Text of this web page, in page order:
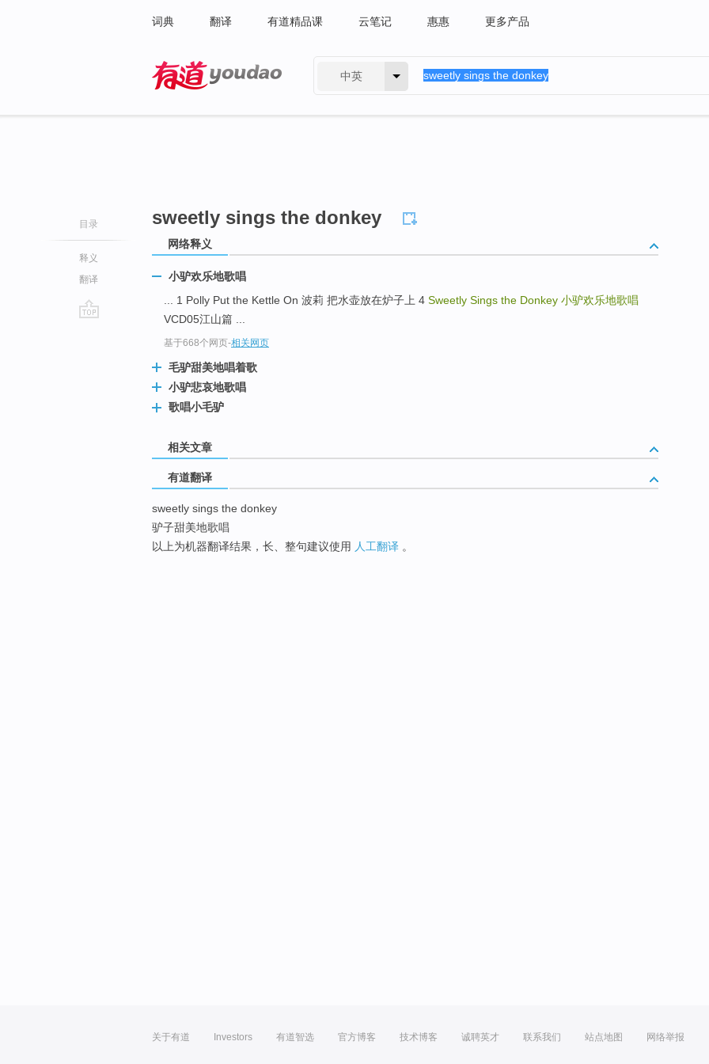
词典 翻译 有道精品课 云笔记 惠惠 更多产品
中英
目录
释义
翻译
sweetly sings the donkey
网络释义
小驴欢乐地歌唱
... 1 Polly Put the Kettle On 波莉 把水壶放在炉子上 4 Sweetly Sings the Donkey 小驴欢乐地歌唱
VCD05江山篇 ...
基于668个网页-相关网页
毛驴甜美地唱着歌
小驴悲哀地歌唱
歌唱小毛驴
相关文章
有道翻译
sweetly sings the donkey
驴子甜美地歌唱
以上为机器翻译结果，长、整句建议使用 人工翻译 。
关于有道 Investors 有道智选 官方博客 技术博客 诚聘英才 联系我们 站点地图 网络举报